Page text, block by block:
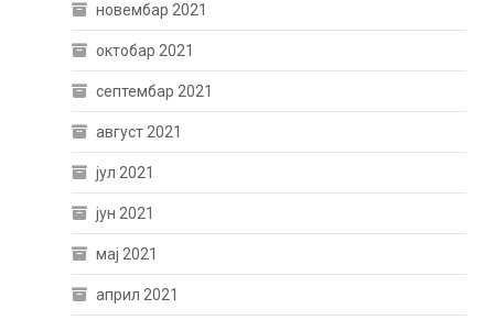
новембар 2021
октобар 2021
септембар 2021
август 2021
јул 2021
јун 2021
мај 2021
април 2021